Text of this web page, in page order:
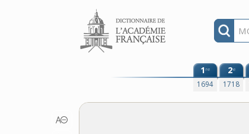
Aller au contenu
1re
1694
2e
1718